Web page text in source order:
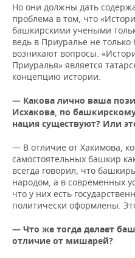
Но они должны дать
проблема в том, что
башкирскими учеными
ведь в Приуралье не
возникают вопросы.
Приуралья» является
концепцию истории.
— Какова лично ваша
Исхакова, по
нация существуют? Или
— В отличие от Хакимова,
самостоятельных башкир
всегда говорил, что
народом, а в современных
что у них есть
политически оформлены.
— Что же тогда делает
отличие от мишарей?